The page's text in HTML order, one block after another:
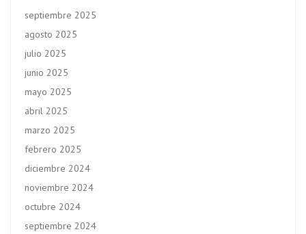
septiembre 2025
agosto 2025
julio 2025
junio 2025
mayo 2025
abril 2025
marzo 2025
febrero 2025
diciembre 2024
noviembre 2024
octubre 2024
septiembre 2024